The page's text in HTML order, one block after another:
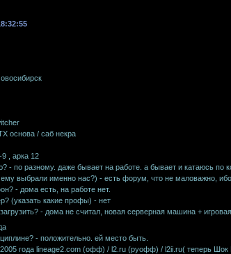
основа / саб некра
, арка 12
- по разному. даже бывает на работе. а бывает и катаюсь по
выбрали именно нас?) - есть форум, что не маловажно,
- дома есть, на работе нет.
(указать какие профы) - нет
- дома не считал, новая серверная машина +
- положительно. ей место быть.
года lineage2.com (офф) / l2.ru (руофф) / l2ii.ru( теперь Шок